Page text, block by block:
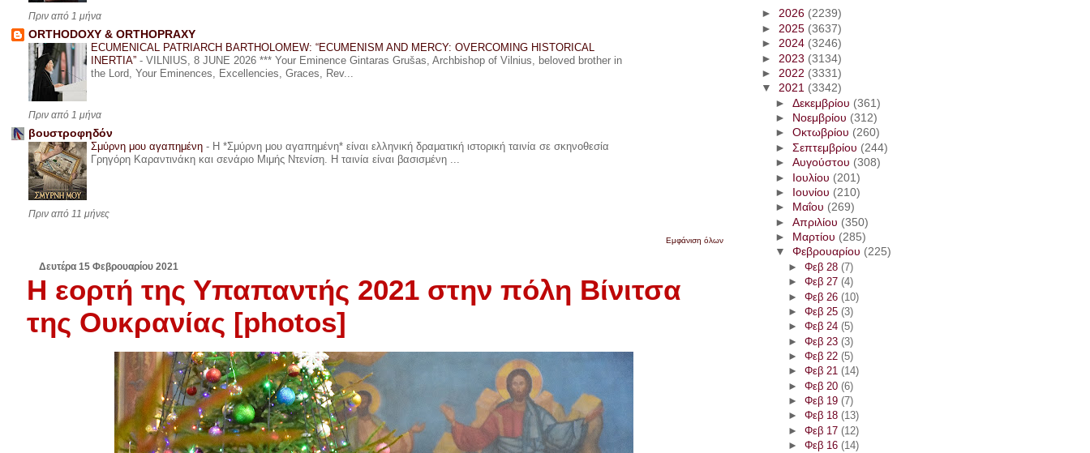
Πριν από 1 μήνα
ORTHODOXY & ORTHOPRAXY
ECUMENICAL PATRIARCH BARTHOLOMEW: “ECUMENISM AND MERCY: OVERCOMING HISTORICAL
INERTIA” - VILNIUS, 8 JUNE 2026 *** Your Eminence Gintaras Grušas, Archbishop of Vilnius, beloved brother in
the Lord, Your Eminences, Excellencies, Graces, Rev...
Πριν από 1 μήνα
βουστροφηδόν
Σμύρνη μου αγαπημένη - Η *Σμύρνη μου αγαπημένη* είναι ελληνική δραματική ιστορική ταινία σε σκηνοθεσία
Γρηγόρη Καραντινάκη και σενάριο Μιμής Ντενίση. Η ταινία είναι βασισμένη ...
Πριν από 11 μήνες
Εμφάνιση όλων
Δευτέρα 15 Φεβρουαρίου 2021
Η εορτή της Υπαπαντής 2021 στην πόλη Βίνιτσα
της Ουκρανίας [photos]
►2026 (2239)
► 2025 (3637)
►2024 (3246)
► 2023 (3134)
► 2022 (3331)
▼2021 (3342)
► Δεκεμβρίου (361)
►
Νοεμβρίου (312)
► Οκτωβρίου (260)
► Σεπτεμβρίου (244)
► Αυγούστου (308)
► Ιουλίου (201)
►
Ιουνίου (210)
►
Μαΐου (269)
► Απριλίου (350)
►
Μαρτίου (285)
▼ Φεβρουαρίου (225)
► Φεβ 28 (7)
► Φεβ 27 (4)
► Φεβ 26 (10)
► Φεβ 25 (3)
► Φεβ 24 (5)
► Φεβ 23 (3)
► Φεβ 22 (5)
► Φεβ 21 (14)
► Φεβ 20 (6)
► Φεβ 19 (7)
► Φεβ 18 (13)
► Φεβ 17 (12)
► Φεβ 16 (14)